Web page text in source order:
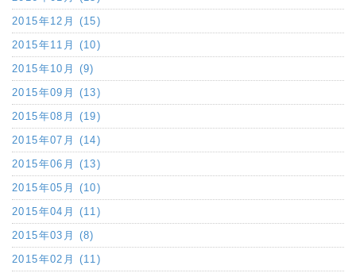
2015年12月 (15)
2015年11月 (10)
2015年10月 (9)
2015年09月 (13)
2015年08月 (19)
2015年07月 (14)
2015年06月 (13)
2015年05月 (10)
2015年04月 (11)
2015年03月 (8)
2015年02月 (11)